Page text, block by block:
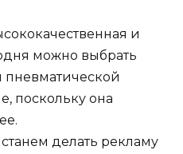
и
можно выбрать
поскольку она
делать рекламу